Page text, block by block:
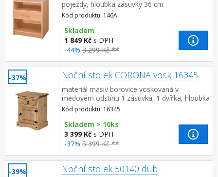
pojezdy, hloubka zásuvky 36 cm
Kód produktu: 146A
Skladem
1 849 Kč s DPH
-44% 3 299 Kč **
-37% Noční stolek CORONA vosk 16345
materiál masiv borovice voskovaná v
medovém odstínu 1 zásuvka, 1 dvířka, hloubka
zásuvky 30 cm, kovové ozdobné úchytky
možnost montáže pantů na l...
Kód produktu: 16345
Skladem > 10ks
3 399 Kč s DPH
-37% 5 399 Kč **
-39% Noční stolek 50140 dub